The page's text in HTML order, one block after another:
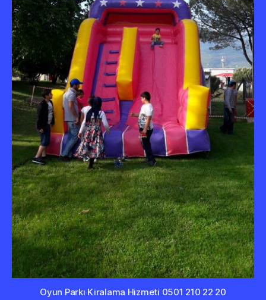
Oyun Parkı Kiralama Hizmeti 0501 210 22 20